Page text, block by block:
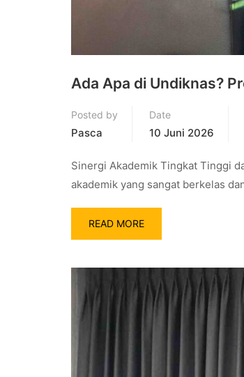
Ada Apa di Undiknas?
Posted by
Pasca
Date
10 Juni 2026
Sinergi Akademik Tingkat Tinggi
akademik yang sangat berkelas
READ MORE